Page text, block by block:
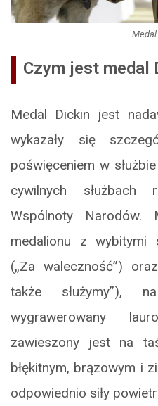
Czym jest medal
Medal Dickin jest
wykazały się
poświęceniem w
cywilnych służbach
Wspólnoty Narodów.
medalionu z wybitymi
(„Za waleczność”)
także służymy”),
wygrawerowany
zawieszony jest na
błękitnym, brązowym i
odpowiednio siły